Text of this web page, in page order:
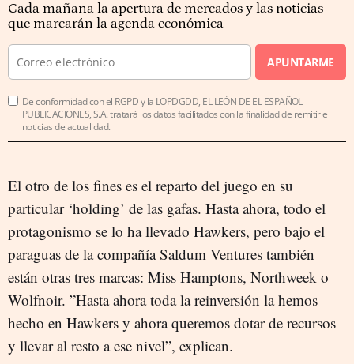
Cada mañana la apertura de mercados y las noticias
que marcarán la agenda económica
APUNTARME
De conformidad con el RGPD y la LOPDGDD, EL LEÓN DE EL ESPAÑOL
PUBLICACIONES, S.A. tratará los datos facilitados con la finalidad de remitirle
noticias de actualidad.
El otro de los fines es el reparto del juego en su
particular ‘holding’ de las gafas. Hasta ahora, todo el
protagonismo se lo ha llevado Hawkers, pero bajo el
paraguas de la compañía Saldum Ventures también
están otras tres marcas: Miss Hamptons, Northweek o
Wolfnoir. ”Hasta ahora toda la reinversión la hemos
hecho en Hawkers y ahora queremos dotar de recursos
y llevar al resto a ese nivel”, explican.